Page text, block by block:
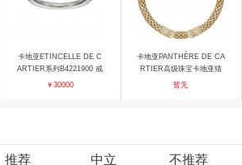
卡地亚ETINCELLE DE C
ARTIER系列B4221900 戒
指
￥30000
卡地亚PANTHÈRE DE CA
RTIER高级珠宝卡地亚猎
豹系列高级珠宝项链 项链
暂无
推荐 中立 不推荐